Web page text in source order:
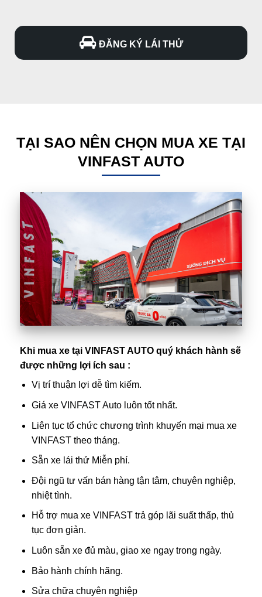
ĐĂNG KÝ LÁI THỬ
TẠI SAO NÊN CHỌN MUA XE TẠI
VINFAST AUTO
Khi mua xe tại VINFAST AUTO quý khách hành sẽ
được những lợi ích sau :
Vị trí thuận lợi dễ tìm kiếm.
Giá xeVINFAST Auto luôn tốt nhất.
Liên tục tổ chức chương trình khuyến mại mua xe
VINFAST theo tháng.
Sẵn xe lái thử Miễn phí.
Đội ngũ tư vấn bán hàng tận tâm, chuyên nghiệp,
nhiệt tình.
Hỗ trợ mua xe VINFAST trả góp lãi suất thấp, thủ
tục đơn giản.
Luôn sẵn xe đủ màu, giao xe ngay trong ngày.
Bảo hành chính hãng.
Sửa chữa chuyên nghiệp